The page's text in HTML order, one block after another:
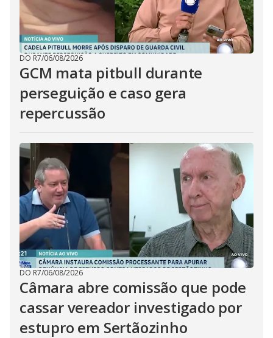
DO R7/06/08/2026
GCM mata pitbull durante
perseguição e caso gera
repercussão
DO R7/06/08/2026
Câmara abre comissão que pode
cassar vereador investigado por
estupro em Sertãozinho